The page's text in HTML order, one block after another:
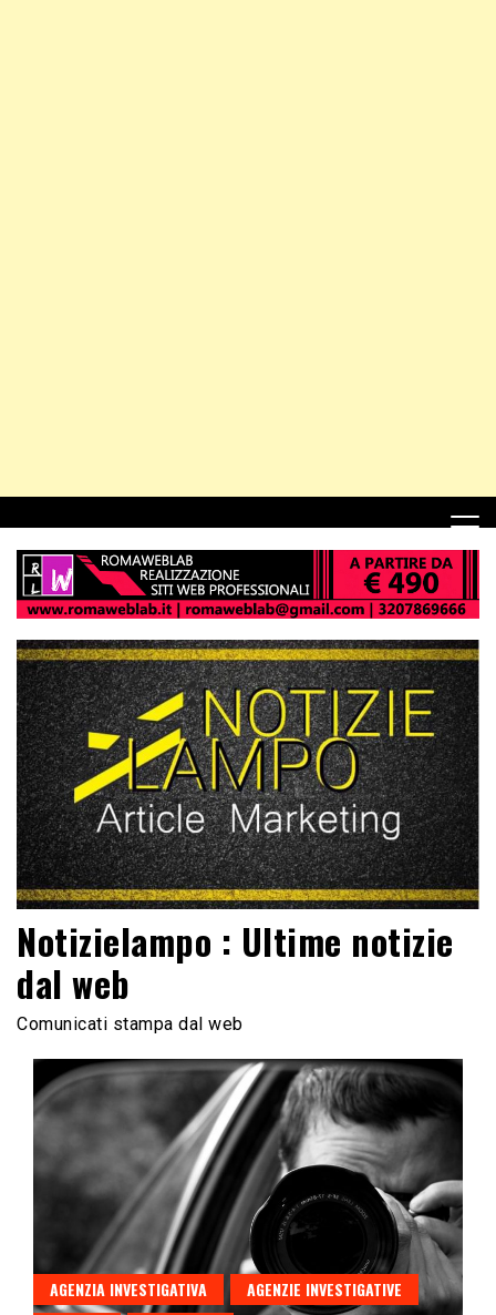
Notizielampo : Ultime notizie
dal web
Comunicati stampa dal web
AGENZIA INVESTIGATIVA
AGENZIE INVESTIGATIVE